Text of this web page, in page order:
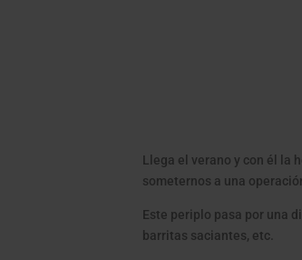
Llega el verano y con él la
someternos a una
Este periplo pasa por una
barritas saciantes, etc.